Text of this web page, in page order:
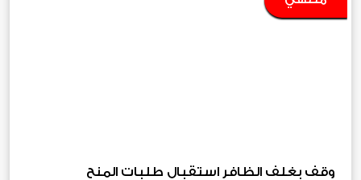
وقف بغلف الظافر استقبال طلبات المنح